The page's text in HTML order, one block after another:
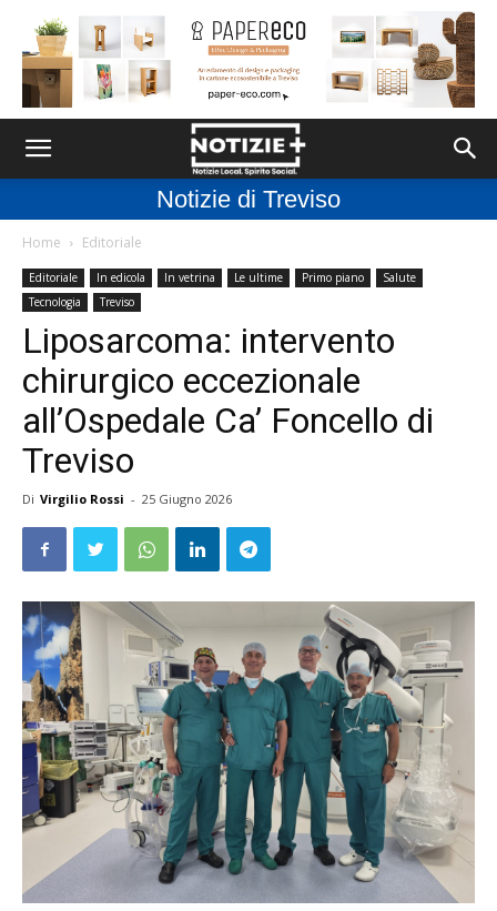
Notizie di Treviso
Home Editoriale
Editoriale In edicola In vetrina Le ultime Primo piano
Salute
Tecnologia
Treviso
Liposarcoma: intervento
chirurgico eccezionale
all’Ospedale Ca’ Foncello di
Treviso
Di Virgilio Rossi - 25 Giugno 2026